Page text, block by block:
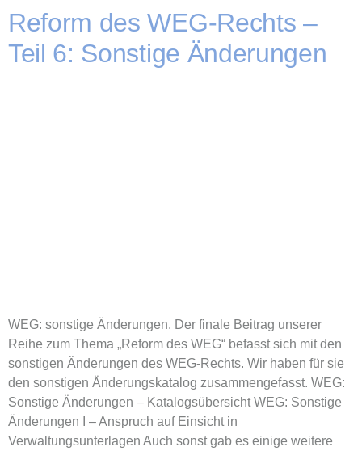
Reform des WEG-Rechts –
Teil 6: Sonstige Änderungen
WEG: sonstige Änderungen. Der finale Beitrag unserer
Reihe zum Thema „Reform des WEG“ befasst sich mit den
sonstigen Änderungen des WEG-Rechts. Wir haben für sie
den sonstigen Änderungskatalog zusammengefasst. WEG:
Sonstige Änderungen – Katalogsübersicht WEG: Sonstige
Änderungen I – Anspruch auf Einsicht in
Verwaltungsunterlagen Auch sonst gab es einige weitere